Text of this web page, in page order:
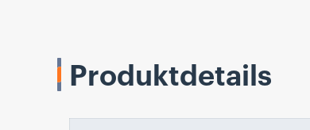
Produktdetails